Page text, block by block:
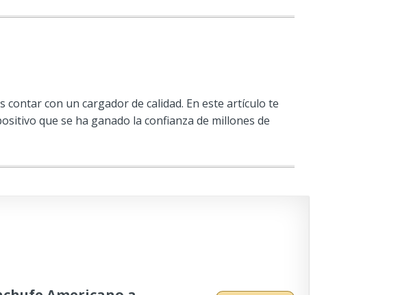
con un cargador de calidad. En este artículo te
que se ha ganado la confianza de millones de